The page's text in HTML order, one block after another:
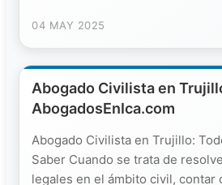
04 MAY 2025
Abogado Civilista en
AbogadosEnIca.com
Abogado Civilista en Trujillo:
Saber Cuando se trata de
legales en el ámbito civil, contar